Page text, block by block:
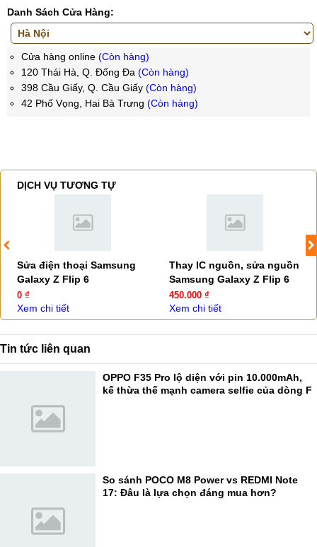
Danh Sách Cửa Hàng:
Cửa hàng online (Còn hàng)
120 Thái Hà, Q. Đống Đa (Còn hàng)
398 Cầu Giấy, Q. Cầu Giấy (Còn hàng)
42 Phố Vọng, Hai Bà Trưng (Còn hàng)
DỊCH VỤ TƯƠNG TỰ
Sửa điện thoại Samsung
Galaxy Z Flip 6
0 ₫
Xem chi tiết
Thay IC nguồn, sửa nguồn
Samsung Galaxy Z Flip 6
450.000 ₫
Xem chi tiết
Tin tức liên quan
OPPO F35 Pro lộ diện với pin 10.000mAh,
kế thừa thế mạnh camera selfie của dòng F
So sánh POCO M8 Power vs REDMI Note
17: Đâu là lựa chọn đáng mua hơn?